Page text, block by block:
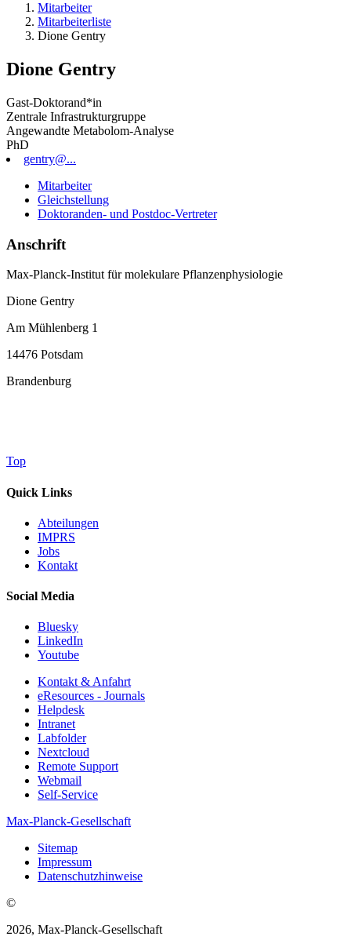
Mitarbeiter
Mitarbeiterliste
Dione Gentry
Dione Gentry
Gast-Doktorand*in
Zentrale Infrastrukturgruppe
Angewandte Metabolom-Analyse
PhD
gentry@...
Mitarbeiter
Gleichstellung
Doktoranden- und Postdoc-Vertreter
Anschrift
Max-Planck-Institut für molekulare Pflanzenphysiologie
Dione Gentry
Am Mühlenberg 1
14476 Potsdam
Brandenburg
Top
Quick Links
Abteilungen
IMPRS
Jobs
Kontakt
Social Media
Bluesky
LinkedIn
Youtube
Kontakt & Anfahrt
eResources - Journals
Helpdesk
Intranet
Labfolder
Nextcloud
Remote Support
Webmail
Self-Service
Max-Planck-Gesellschaft
Sitemap
Impressum
Datenschutzhinweise
©
2026, Max-Planck-Gesellschaft